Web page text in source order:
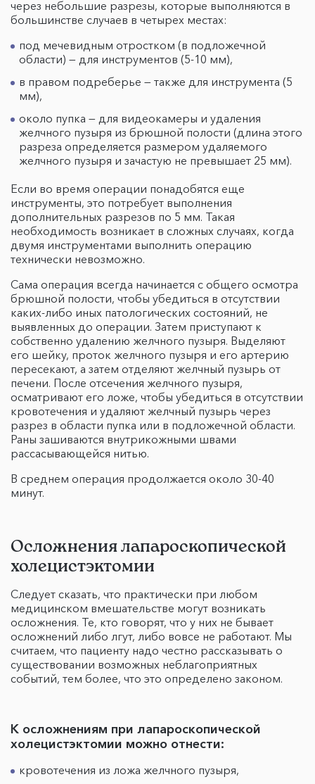
через небольшие разрезы, которые выполняются в
большинстве случаев в четырех местах:
под мечевидным отростком (в подложечной
области) — для инструментов (5-10 мм),
в правом подреберье — также для инструмента (5
мм),
около пупка — для видеокамеры и удаления
желчного пузыря из брюшной полости (длина этого
разреза определяется размером удаляемого
желчного пузыря и зачастую не превышает 25 мм).
Если во время операции понадобятся еще
инструменты, это потребует выполнения
дополнительных разрезов по 5 мм. Такая
необходимость возникает в сложных случаях, когда
двумя инструментами выполнить операцию
технически невозможно.
Сама операция всегда начинается с общего осмотра
брюшной полости, чтобы убедиться в отсутствии
каких-либо иных патологических состояний, не
выявленных до операции. Затем приступают к
собственно удалению желчного пузыря. Выделяют
его шейку, проток желчного пузыря и его артерию
пересекают, а затем отделяют желчный пузырь от
печени. После отсечения желчного пузыря,
осматривают его ложе, чтобы убедиться в отсутствии
кровотечения и удаляют желчный пузырь через
разрез в области пупка или в подложечной области.
Раны зашиваются внутрикожными швами
рассасывающейся нитью.
В среднем операция продолжается около 30-40
минут.
Осложнения лапароскопической
холецистэктомии
Следует сказать, что практически при любом
медицинском вмешательстве могут возникать
осложнения. Те, кто говорят, что у них не бывает
осложнений либо лгут, либо вовсе не работают. Мы
считаем, что пациенту надо честно рассказывать о
существовании возможных неблагоприятных
событий, тем более, что это определено законом.
К осложнениям при лапароскопической
холецистэктомии можно отнести:
кровотечения из ложа желчного пузыря,